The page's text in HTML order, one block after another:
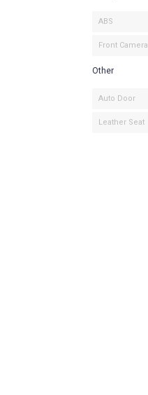
ABS
Front Camera
Other
Auto Door
Leather Seat